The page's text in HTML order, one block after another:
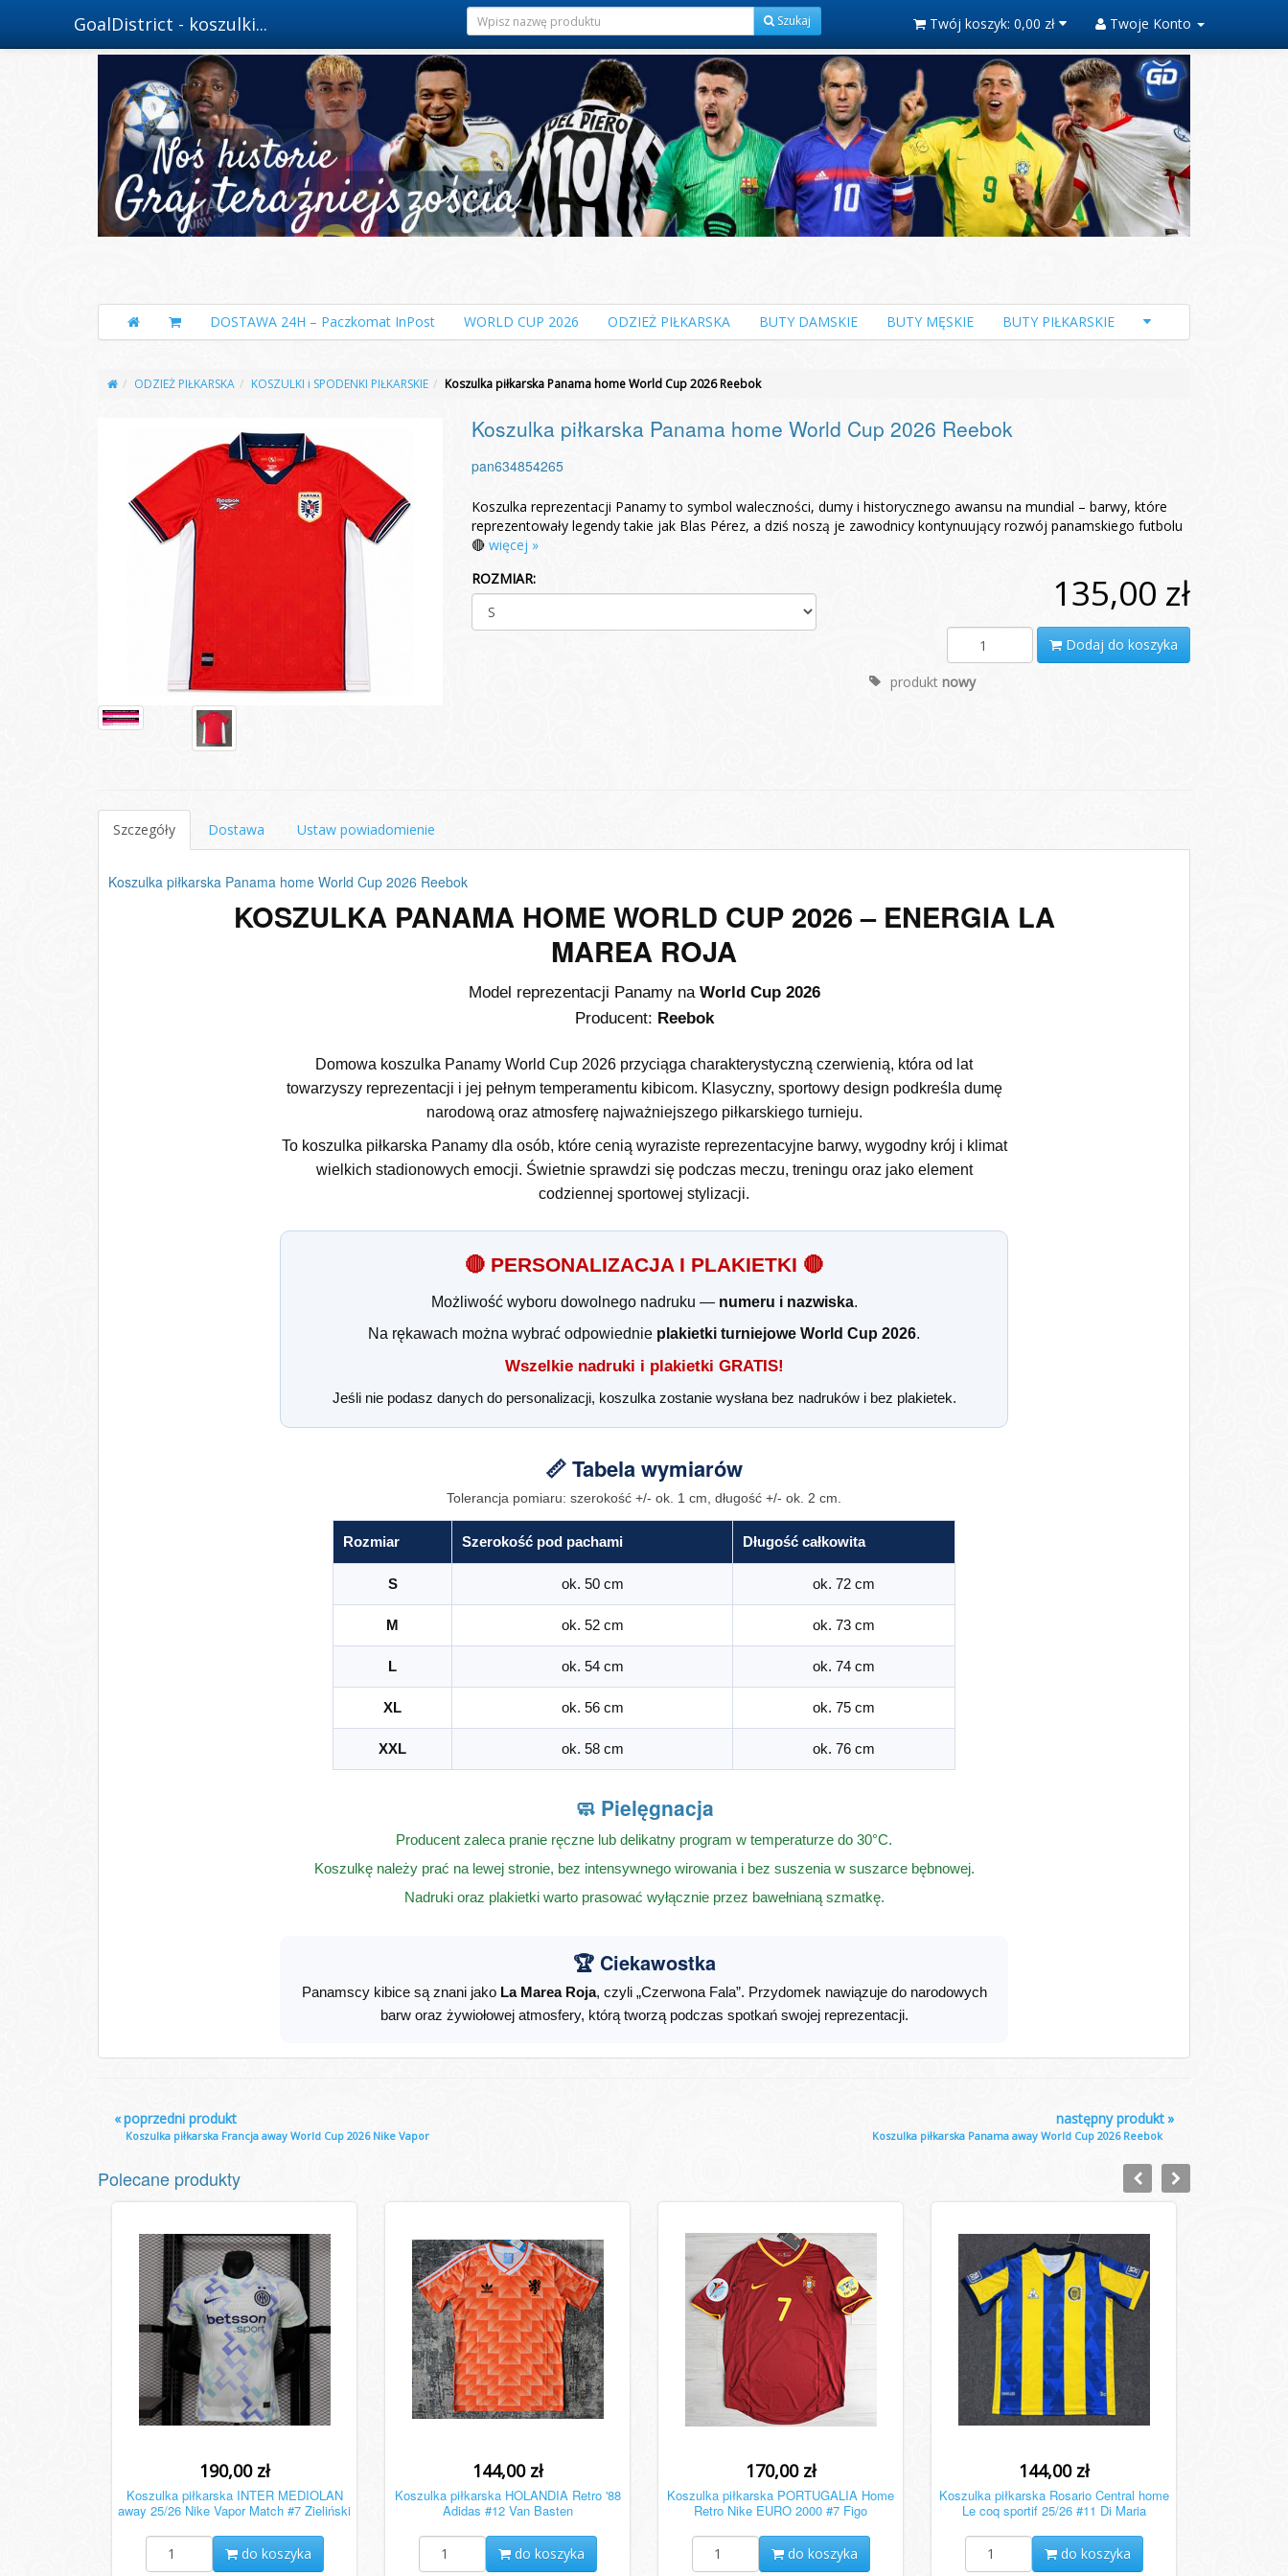
GoalDistrict - koszulki... Szukaj Twój koszyk: 0,00 zł Twoje Konto
DOSTAWA 24H – Paczkomat InPost WORLD CUP 2026 ODZIEŻ PIŁKARSKA BUTY DAMSKIE BUTY MĘSKIE BUTY PIŁKARSKIE
ODZIEŻ PIŁKARSKA KOSZULKI i SPODENKI PIŁKARSKIE Koszulka piłkarska Panama home World Cup 2026 Reebok
Koszulka piłkarska Panama home World Cup 2026 Reebok
pan634854265
Koszulka reprezentacji Panamy to symbol waleczności, dumy i historycznego awansu na mundial – barwy, które
reprezentowały legendy takie jak Blas Pérez, a dziś noszą je zawodnicy kontynuujący rozwój panamskiego futbolu
🔴 więcej »
ROZMIAR:
135,00 zł
Dodaj do koszyka
produkt nowy
Szczegóły Dostawa Ustaw powiadomienie
Koszulka piłkarska Panama home World Cup 2026 Reebok
KOSZULKA PANAMA HOME WORLD CUP 2026 – ENERGIA LA
MAREA ROJA
Model reprezentacji Panamy na World Cup 2026
Producent: Reebok
Domowa koszulka Panamy World Cup 2026 przyciąga charakterystyczną czerwienią, która od lat
towarzyszy reprezentacji i jej pełnym temperamentu kibicom. Klasyczny, sportowy design podkreśla dumę
narodową oraz atmosferę najważniejszego piłkarskiego turnieju.
To koszulka piłkarska Panamy dla osób, które cenią wyraziste reprezentacyjne barwy, wygodny krój i klimat
wielkich stadionowych emocji. Świetnie sprawdzi się podczas meczu, treningu oraz jako element
codziennej sportowej stylizacji.
🔴 PERSONALIZACJA I PLAKIETKI 🔴
Możliwość wyboru dowolnego nadruku — numeru i nazwiska.
Na rękawach można wybrać odpowiednie plakietki turniejowe World Cup 2026.
Wszelkie nadruki i plakietki GRATIS!
Jeśli nie podasz danych do personalizacji, koszulka zostanie wysłana bez nadruków i bez plakietek.
📏 Tabela wymiarów
Tolerancja pomiaru: szerokość +/- ok. 1 cm, długość +/- ok. 2 cm.
Rozmiar Szerokość pod pachami Długość całkowita
S ok. 50 cm ok. 72 cm
M ok. 52 cm ok. 73 cm
L ok. 54 cm ok. 74 cm
XL ok. 56 cm ok. 75 cm
XXL ok. 58 cm ok. 76 cm
🧼 Pielęgnacja
Producent zaleca pranie ręczne lub delikatny program w temperaturze do 30°C.
Koszulkę należy prać na lewej stronie, bez intensywnego wirowania i bez suszenia w suszarce bębnowej.
Nadruki oraz plakietki warto prasować wyłącznie przez bawełnianą szmatkę.
🏆 Ciekawostka
Panamscy kibice są znani jako La Marea Roja, czyli „Czerwona Fala”. Przydomek nawiązuje do narodowych
barw oraz żywiołowej atmosfery, którą tworzą podczas spotkań swojej reprezentacji.
«poprzedni produkt
Koszulka piłkarska Francja away World Cup 2026 Nike Vapor
»
następny produkt
Koszulka piłkarska Panama away World Cup 2026 Reebok
Polecane produkty
190,00 zł
Koszulka piłkarska INTER MEDIOLAN
away 25/26 Nike Vapor Match #7 Zieliński
do koszyka
144,00 zł
Koszulka piłkarska HOLANDIA Retro '88
Adidas #12 Van Basten
do koszyka
170,00 zł
Koszulka piłkarska PORTUGALIA Home
Retro Nike EURO 2000 #7 Figo
do koszyka
144,00 zł
Koszulka piłkarska Rosario Central home
Le coq sportif 25/26 #11 Di Maria
do koszyka